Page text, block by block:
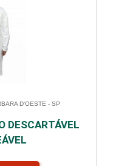
D'OESTE - SP
DESCARTÁVEL